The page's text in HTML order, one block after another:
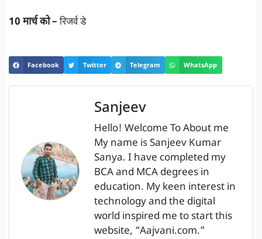
10 मार्च को –रिजर्व डे
Facebook Twitter Telegram WhatsApp
Sanjeev
Hello! Welcome To About me
My name is Sanjeev Kumar
Sanya. I have completed my
BCA and MCA degrees in
education. My keen interest in
technology and the digital
world inspired me to start this
website, “Aajvani.com.”